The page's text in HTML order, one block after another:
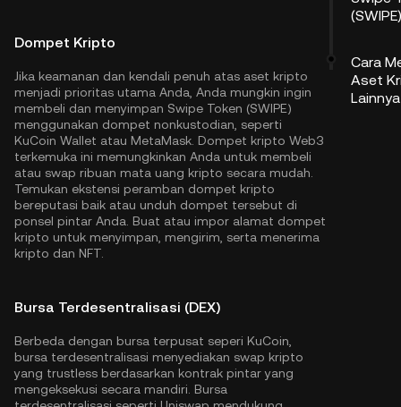
Dompet Kripto
Jika keamanan dan kendali penuh atas aset kripto
menjadi prioritas utama Anda, Anda mungkin ingin
membeli dan menyimpan Swipe Token (SWIPE)
menggunakan dompet nonkustodian, seperti
KuCoin Wallet atau MetaMask. Dompet kripto Web3
terkemuka ini memungkinkan Anda untuk membeli
atau swap ribuan mata uang kripto secara mudah.
Temukan ekstensi peramban dompet kripto
bereputasi baik atau unduh dompet tersebut di
ponsel pintar Anda. Buat atau impor alamat dompet
kripto untuk menyimpan, mengirim, serta menerima
kripto dan NFT.
Bursa Terdesentralisasi (DEX)
Berbeda dengan bursa terpusat seperi KuCoin,
bursa terdesentralisasi menyediakan swap kripto
yang trustless berdasarkan kontrak pintar yang
mengeksekusi secara mandiri. Bursa
(SWIPE)
Cara
Aset
Lainnya